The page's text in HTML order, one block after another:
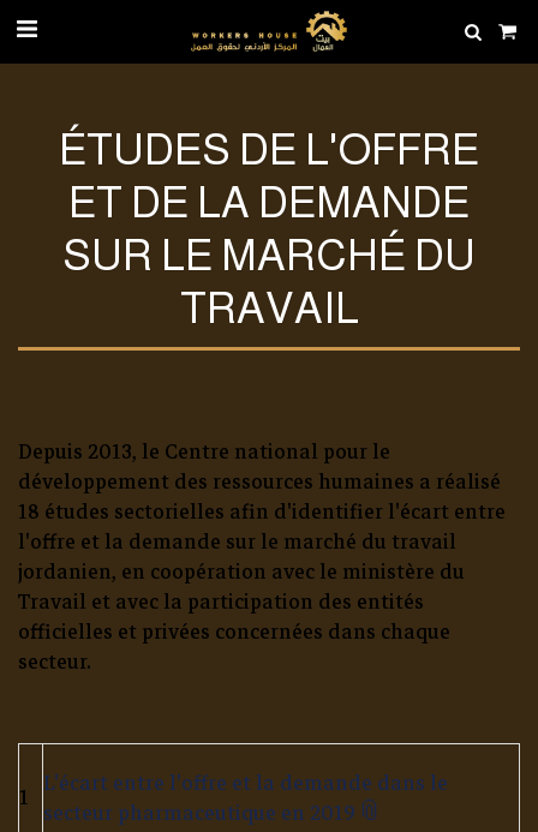
ÉTUDES DE L'OFFRE
ET DE LA DEMANDE
SUR LE MARCHÉ DU
TRAVAIL
Depuis 2013, le Centre national pour le
développement des ressources humaines a réalisé
18 études sectorielles afin d'identifier l'écart entre
l'offre et la demande sur le marché du travail
jordanien, en coopération avec le ministère du
Travail et avec la participation des entités
officielles et privées concernées dans chaque
secteur.
1 L'écart entre l'offre et la demande dans le
secteur pharmaceutique en 2019